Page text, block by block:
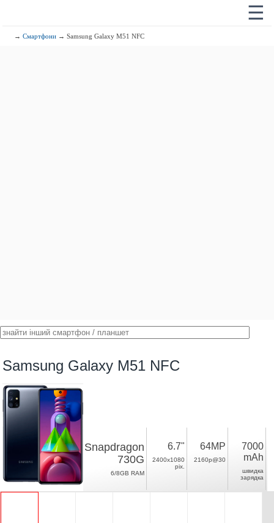
☰
→Смартфони → Samsung Galaxy M51 NFC
Samsung Galaxy M51 NFC
Snapdragon
730G
6/8GB RAM
6.7"
2400x1080
pix.
64MP
2160p@30
7000
mAh
швидка
зарядка